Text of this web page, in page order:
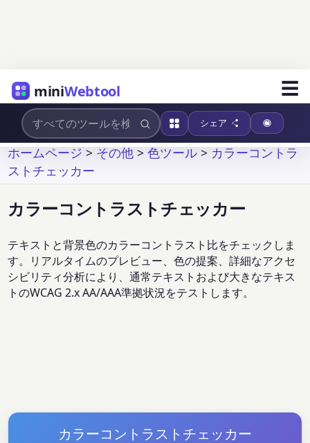
miniWebtool ☰
シェア
ホームページ>その他>色ツール>カラーコントラ
ストチェッカー
カラーコントラストチェッカー
テキストと背景色のカラーコントラスト比をチェックしま
す。リアルタイムのプレビュー、色の提案、詳細なアクセ
シビリティ分析により、通常テキストおよび大きなテキス
トのWCAG 2.x AA/AAA準拠状況をテストします。
カラーコントラストチェッカー